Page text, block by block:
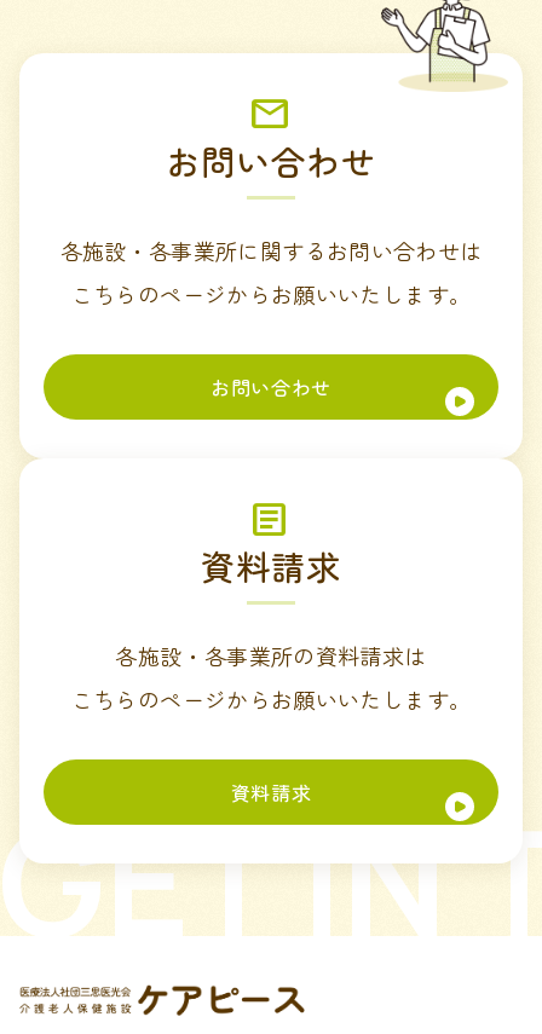
お問い合わせ
各施設・各事業所に関するお問い合わせは
こちらのページからお願いいたします。
お問い合わせ
資料請求
各施設・各事業所の資料請求は
こちらのページからお願いいたします。
資料請求 IN